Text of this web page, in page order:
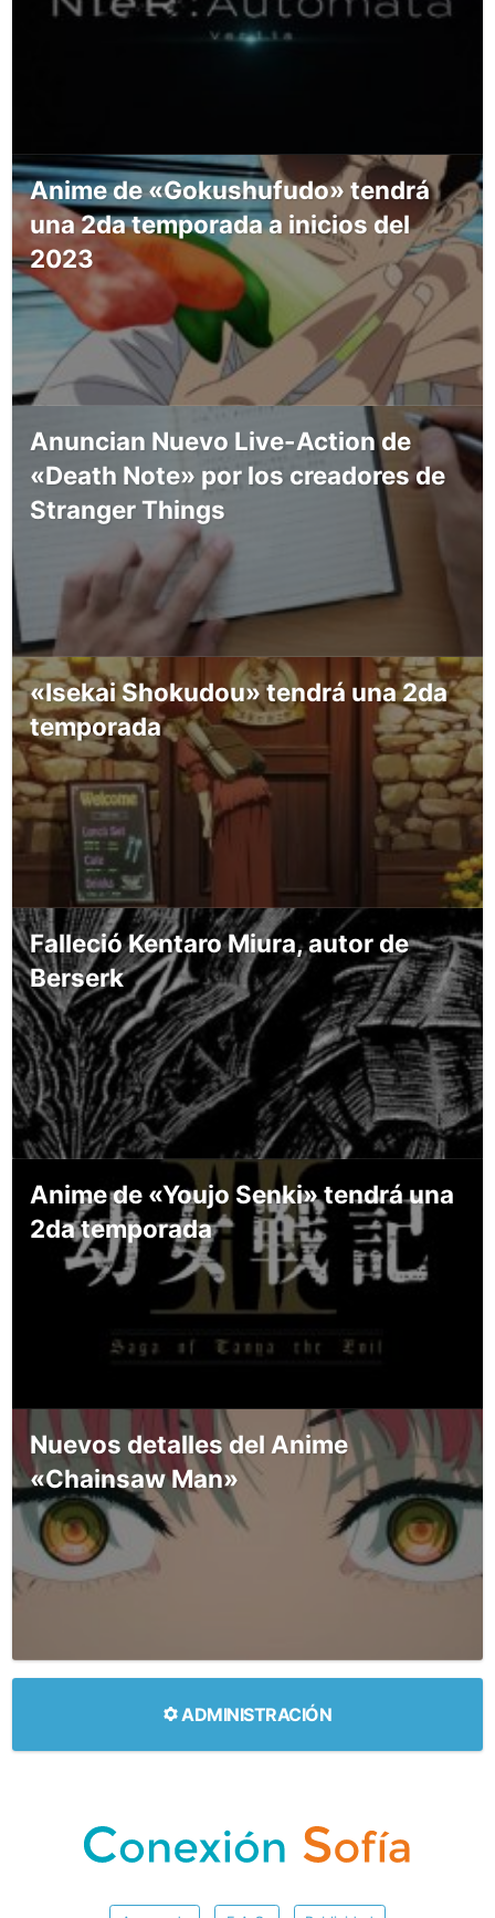
Anime de «Gokushufudo» tendrá
una 2da temporada a inicios del
2023
Anuncian Nuevo Live-Action de
«Death Note» por los creadores de
Stranger Things
«Isekai Shokudou» tendrá una 2da
temporada
Falleció Kentaro Miura, autor de
Berserk
Anime de «Youjo Senki» tendrá una
2da temporada
Nuevos detalles del Anime
«Chainsaw Man»
ADMINISTRACIÓN